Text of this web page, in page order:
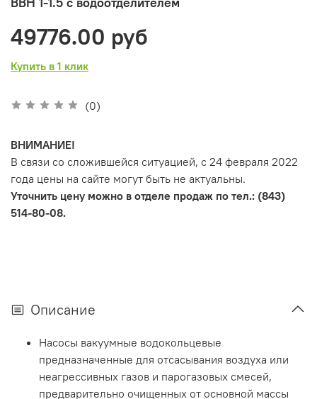
(0)
49776.00 руб
Купить в 1 клик
ВНИМАНИЕ!
В связи со сложившейся ситуацией, с 24 февраля 2022
года цены на сайте могут быть не актуальны.
Уточнить цену можно в отделе продаж по тел.: (843)
514-80-08.
Описание
Насосы вакуумные водокольцевые
предназначенные для отсасывания воздуха или
неагрессивных газов и парогазовых смесей,
предварительно очищенных от основной массы